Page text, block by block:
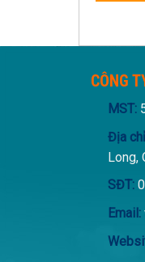
CÔNG
MST:
Địa
Long,
SĐT:
Email: